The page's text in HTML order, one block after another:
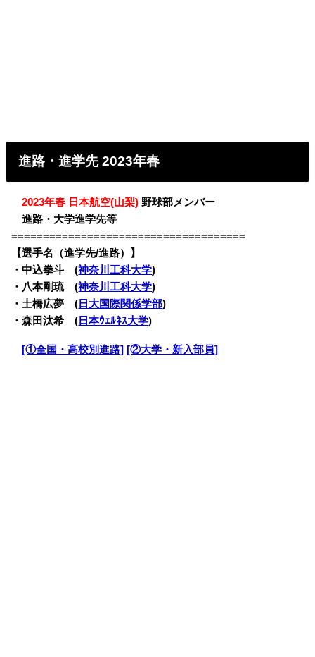
進路・進学先 2023年春
・2023年春 日本航空(山梨) 野球部メンバー
・進路・大学進学先等
=====================================
【選手名（進学先/進路）】
・中込拳斗 (神奈川工科大学)
・八本剛琉 (神奈川工科大学)
・土橋広夢 ( 日大国際関係学部)
・森田汰希 ( 日本ｳｪﾙﾈｽ大学)
・[①全国・高校別進路] [②大学・新入部員]